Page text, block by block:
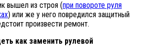
вышел из строя (при повороте руля
) или же у него повредился защитный
произвести ремонт.
как заменить рулевой